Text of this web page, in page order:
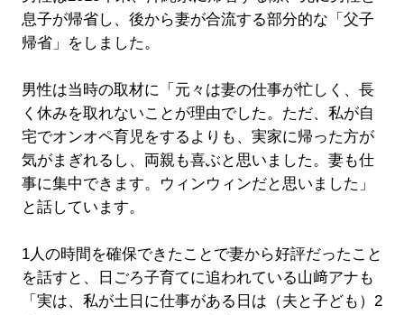
息子が帰省し、後から妻が合流する部分的な「父子
帰省」をしました。
男性は当時の取材に「元々は妻の仕事が忙しく、長
く休みを取れないことが理由でした。ただ、私が自
宅でオンオペ育児をするよりも、実家に帰った方が
気がまぎれるし、両親も喜ぶと思いました。妻も仕
事に集中できます。ウィンウィンだと思いました」
と話しています。
1人の時間を確保できたことで妻から好評だったこと
を話すと、日ごろ子育てに追われている山﨑アナも
「実は、私が土日に仕事がある日は（夫と子ども）2